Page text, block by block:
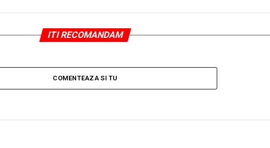
ITI RECOMANDAM
COMENTEAZA SI TU